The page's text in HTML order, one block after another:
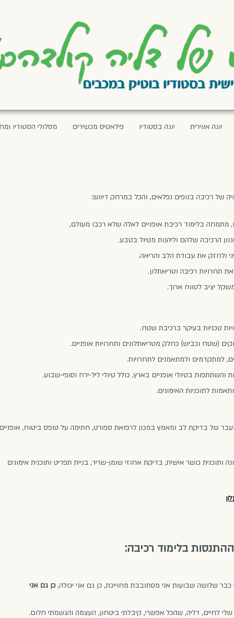
יוגה אווירית יוגה בסטודיו פילאטיס מכשירים מסלולי הסטודיו
של רכיבה בנופים נפלאים, והכל במרחק דיווש:
מתמחה בלימוד רכיבת אופניים לאלה שלא רכבו מעולם,
הרכיבה שלהם וליהנות מטיול בטבע.
ולחזק את עבודת הלב והריאה.
תחרויות רכיבה וטריאתלון.
יציב לטווח ארוך.
טכניות בעיקר ברכיבת שטח.
(שטח וכביש) כחלק מטריאתלונים ותחרויות אופניים.
למתקדמים ולמתאמנים לתחרויות.
בטיולי אופניים בארץ, כולל טיולי ליל-ירח וסופי-שבוע.
לתוכניות האימונים.
של בדיקת לב ומאמץ במכון לרפואת ספורט, חתימה על טופס ביטוח, אופניים
ותוכנית כושר אישית, בדיקת אחוזי שומן-שריר, בניית תפריט ותוכנית אימונים
בלימוד רכיבה:
שלושה שבועות אני מסתובבת מחוייכת, כן גם אני יכולה, כן גם אני